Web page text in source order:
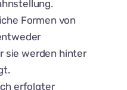
Formen von
sie werden hinter
erfolgter